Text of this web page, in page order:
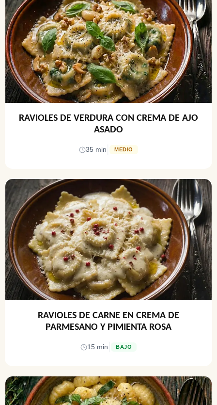
RAVIOLES DE VERDURA CON CREMA DE AJO
ASADO
35 min MEDIO
RAVIOLES DE CARNE EN CREMA DE
PARMESANO Y PIMIENTA ROSA
15 min BAJO